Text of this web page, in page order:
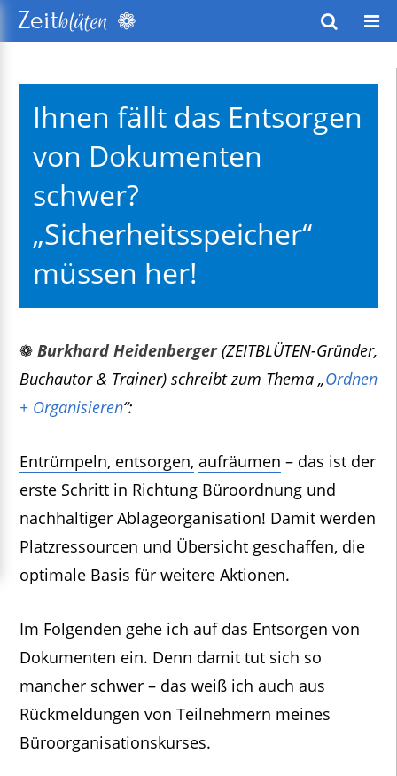
Zeitblüten ❁
Ihnen fällt das Entsorgen
von Dokumenten
schwer?
„Sicherheitsspeicher“
müssen her!
❁ Burkhard Heidenberger(ZEITBLÜTEN-Gründer,
Buchautor & Trainer) schreibt zum Thema „Ordnen
+ Organisieren“:
Entrümpeln, entsorgen, aufräumen – das ist der
erste Schritt in Richtung Büroordnung und
nachhaltiger Ablageorganisation! Damit werden
Platzressourcen und Übersicht geschaffen, die
optimale Basis für weitere Aktionen.
Im Folgenden gehe ich auf das Entsorgen von
Dokumenten ein. Denn damit tut sich so
mancher schwer – das weiß ich auch aus
Rückmeldungen von Teilnehmern meines
Büroorganisationskurses.